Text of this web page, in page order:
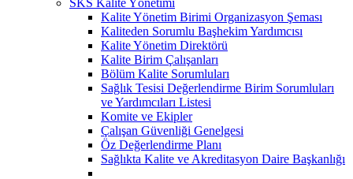
Kalite Yönetim Birimi Organizasyon Şeması
Kaliteden Sorumlu Başhekim Yardımcısı
Kalite Yönetim Direktörü
Kalite Birim Çalışanları
Bölüm Kalite Sorumluları
Sağlık Tesisi Değerlendirme Birim Sorumluları
ve Yardımcıları Listesi
Komite ve Ekipler
Çalışan Güvenliği Genelgesi
Öz Değerlendirme Planı
Sağlıkta Kalite ve Akreditasyon Daire Başkanlığı